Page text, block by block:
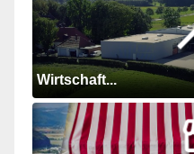
Wirtschaft...